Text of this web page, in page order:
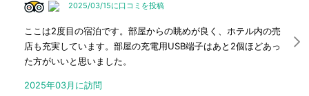
2025/03/15に口コミを投稿
ここは2度目の宿泊です。部屋からの眺めが良く、ホテル内の売
店も充実しています。部屋の充電用USB端子はあと2個ほどあっ
た方がいいと思いました。
2025年03月に訪問